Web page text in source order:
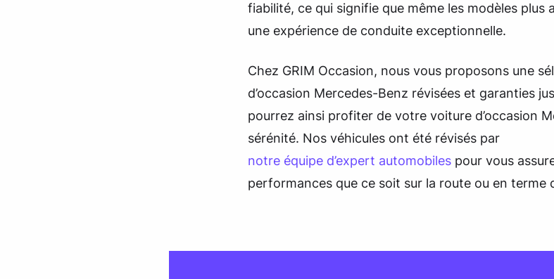
fiabilité, ce qui signifie que même les modèles plus
une expérience de conduite exceptionnelle.
Chez GRIM Occasion, nous vous proposons une
d’occasion Mercedes-Benz révisées et garanties
pourrez ainsi profiter de votre voiture d’occasion
sérénité. Nos véhicules ont été révisés par
notre équipe d’expert automobiles pour vous
performances que ce soit sur la route ou en terme